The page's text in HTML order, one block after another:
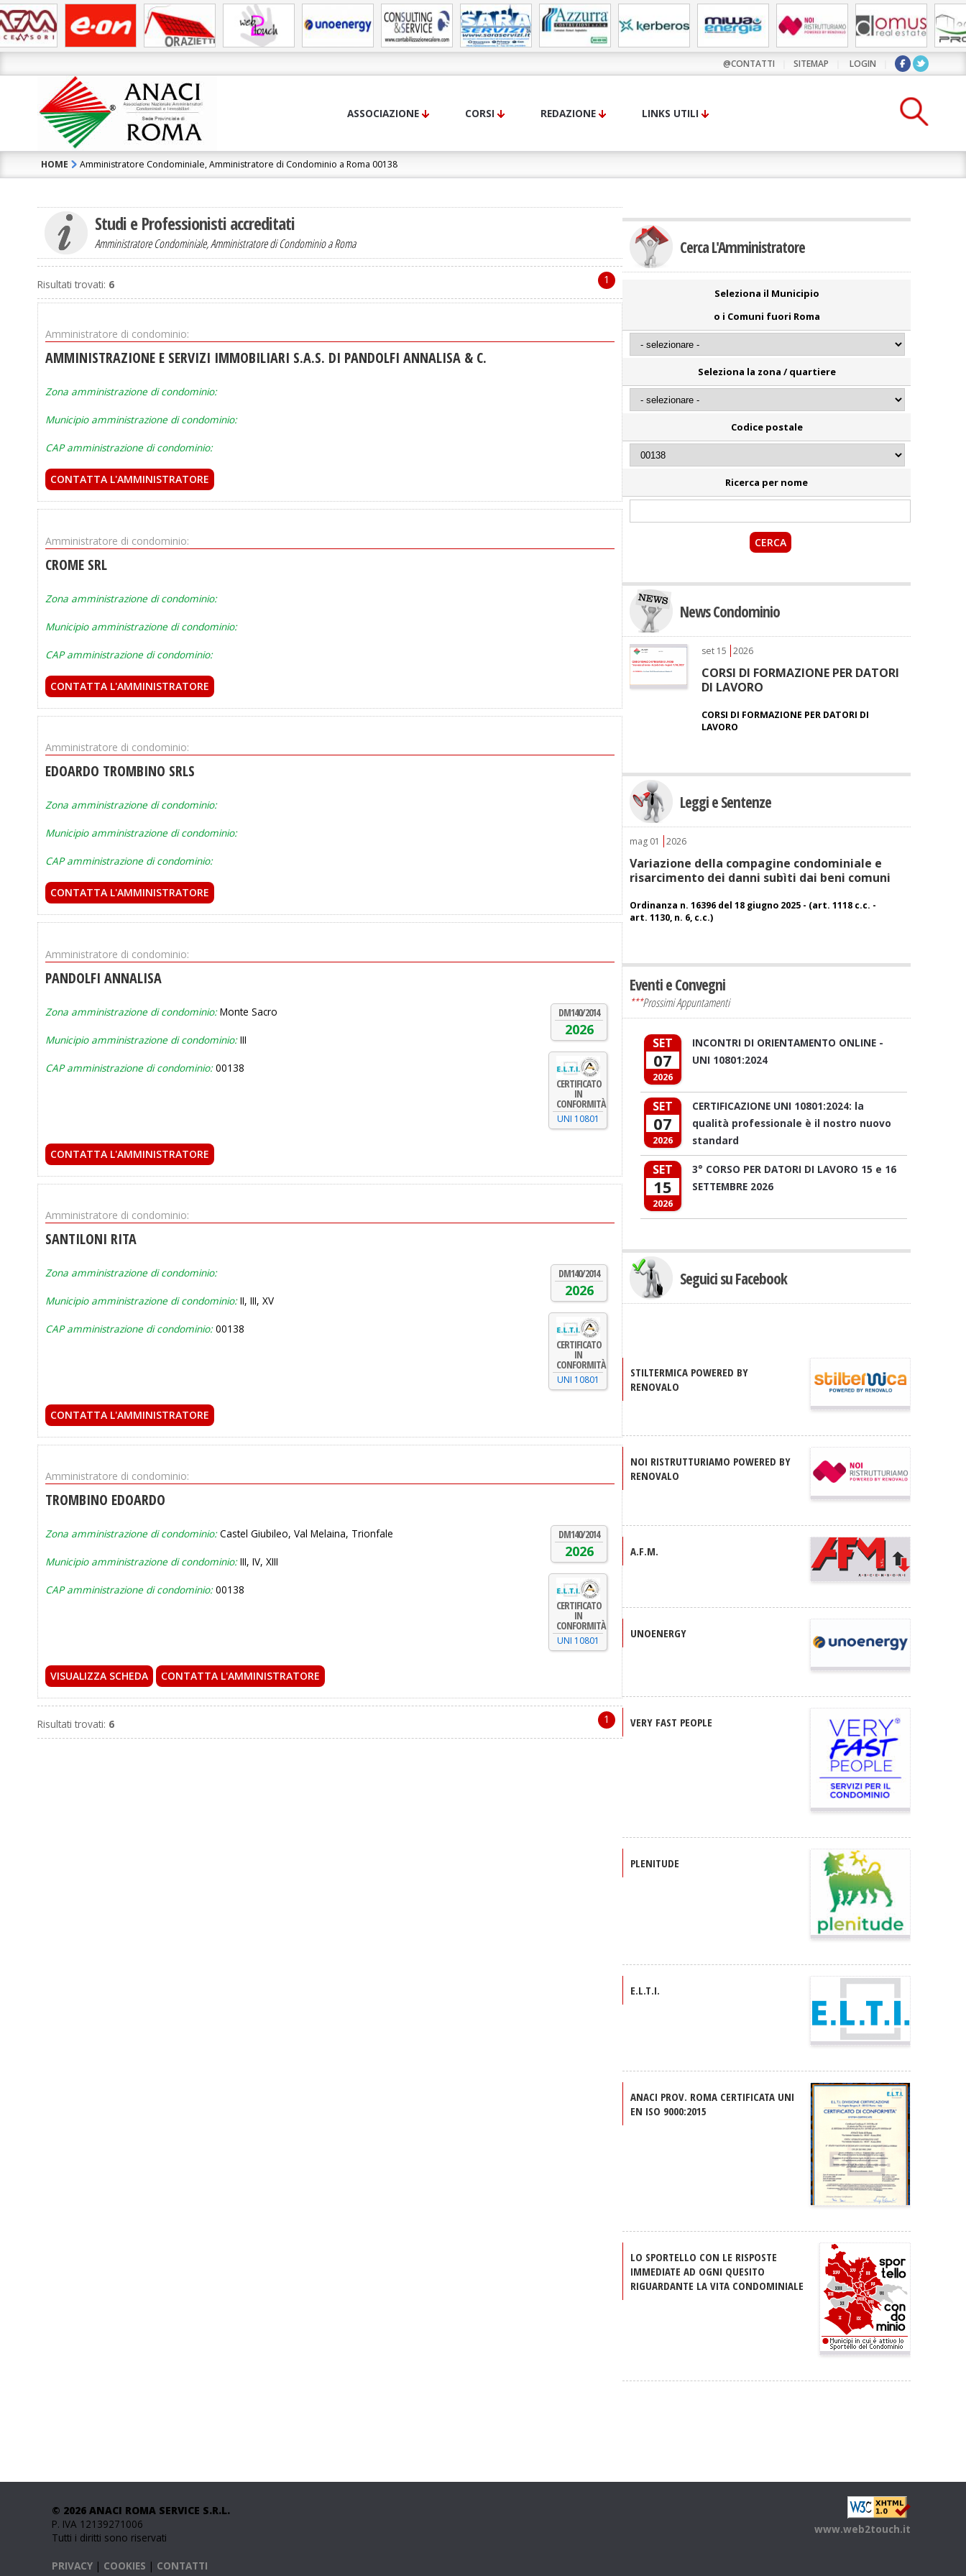
@CONTATTI SITEMAP LOGIN
ASSOCIAZIONE CORSI REDAZIONE LINKS UTILI
HOME Amministratore Condominiale, Amministratore di Condominio a Roma 00138
Studi e Professionisti accreditati
Amministratore Condominiale, Amministratore di Condominio a Roma
1
Risultati trovati: 6
Amministratore di condominio:
AMMINISTRAZIONE E SERVIZI IMMOBILIARI S.A.S. DI PANDOLFI ANNALISA & C.
Zona amministrazione di condominio:
Municipio amministrazione di condominio:
CAP amministrazione di condominio:
CONTATTA L'AMMINISTRATORE
Amministratore di condominio:
CROME SRL
Zona amministrazione di condominio:
Municipio amministrazione di condominio:
CAP amministrazione di condominio:
CONTATTA L'AMMINISTRATORE
Amministratore di condominio:
EDOARDO TROMBINO SRLS
Zona amministrazione di condominio:
Municipio amministrazione di condominio:
CAP amministrazione di condominio:
CONTATTA L'AMMINISTRATORE
Amministratore di condominio:
PANDOLFI ANNALISA
DM140/2014
2026
CERTIFICATO
IN
CONFORMITÀ
UNI 10801
Zona amministrazione di condominio:Monte Sacro
Municipio amministrazione di condominio:III
CAP amministrazione di condominio:00138
CONTATTA L'AMMINISTRATORE
Amministratore di condominio:
SANTILONI RITA
DM140/2014
2026
CERTIFICATO
IN
CONFORMITÀ
UNI 10801
Zona amministrazione di condominio:
Municipio amministrazione di condominio:II, III, XV
CAP amministrazione di condominio:00138
CONTATTA L'AMMINISTRATORE
Amministratore di condominio:
TROMBINO EDOARDO
DM140/2014
2026
CERTIFICATO
IN
CONFORMITÀ
UNI 10801
Zona amministrazione di condominio:Castel Giubileo, Val Melaina, Trionfale
Municipio amministrazione di condominio:III, IV, XIII
CAP amministrazione di condominio:00138
VISUALIZZA SCHEDA CONTATTA L'AMMINISTRATORE
1
Risultati trovati: 6
Cerca L'Amministratore
Seleziona il Municipio
o i Comuni fuori Roma
Seleziona la zona / quartiere
Codice postale
Ricerca per nome
News Condominio
set 15 2026
CORSI DI FORMAZIONE PER DATORI
DI LAVORO
CORSI DI FORMAZIONE PER DATORI DI
LAVORO
Leggi e Sentenze
mag 01 2026
Variazione della compagine condominiale e
risarcimento dei danni subìti dai beni comuni
Ordinanza n. 16396 del 18 giugno 2025 - (art. 1118 c.c. -
art. 1130, n. 6, c.c.)
Eventi e Convegni
***Prossimi Appuntamenti
SET
07
2026
INCONTRI DI ORIENTAMENTO ONLINE -
UNI 10801:2024
SET
07
2026
CERTIFICAZIONE UNI 10801:2024: la
qualità professionale è il nostro nuovo
standard
SET
15
2026
3° CORSO PER DATORI DI LAVORO 15 e 16
SETTEMBRE 2026
Seguici su Facebook
STILTERMICA POWERED BY
RENOVALO
NOI RISTRUTTURIAMO POWERED BY
RENOVALO
A.F.M.
UNOENERGY
VERY FAST PEOPLE
PLENITUDE
E.L.T.I.
ANACI PROV. ROMA CERTIFICATA UNI
EN ISO 9000:2015
LO SPORTELLO CON LE RISPOSTE
IMMEDIATE AD OGNI QUESITO
RIGUARDANTE LA VITA CONDOMINIALE
© 2026 ANACI ROMA SERVICE S.R.L.
P. IVA 12139271006
Tutti i diritti sono riservati
PRIVACY | COOKIES | CONTATTI
www.web2touch.it